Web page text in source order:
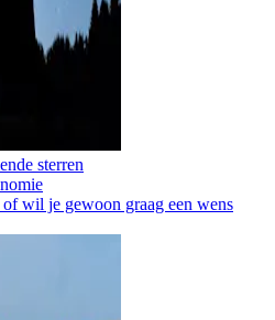
sterren
wil je gewoon graag een wens